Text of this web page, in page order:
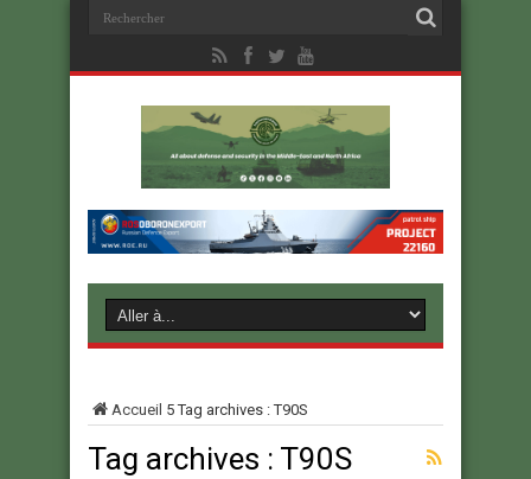
Accueil 5Tag archives : T90S
Tag archives : T90S